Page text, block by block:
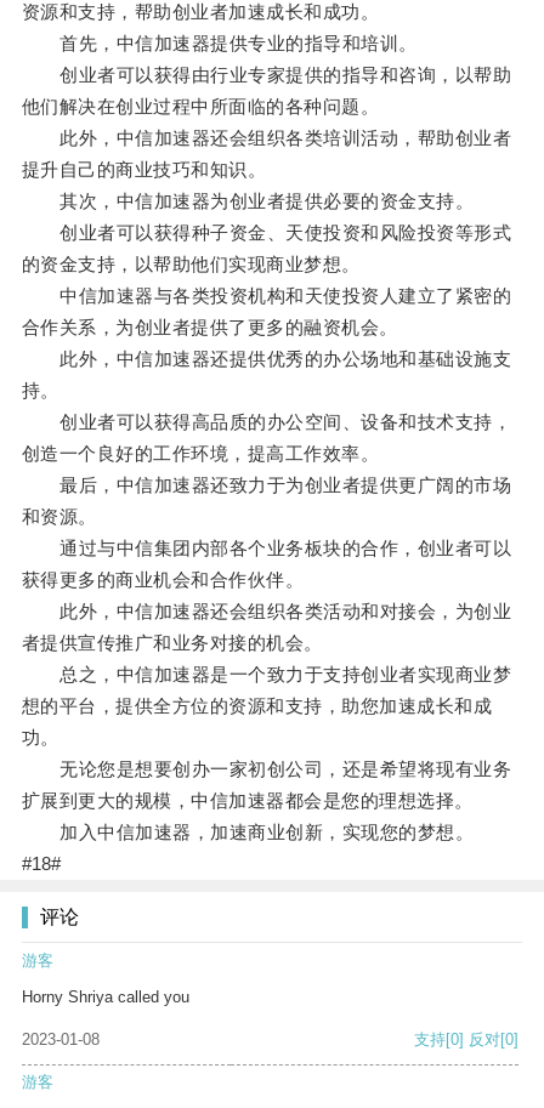
资源和支持，帮助创业者加速成长和成功。
首先，中信加速器提供专业的指导和培训。
创业者可以获得由行业专家提供的指导和咨询，以帮助
他们解决在创业过程中所面临的各种问题。
此外，中信加速器还会组织各类培训活动，帮助创业者
提升自己的商业技巧和知识。
其次，中信加速器为创业者提供必要的资金支持。
创业者可以获得种子资金、天使投资和风险投资等形式
的资金支持，以帮助他们实现商业梦想。
中信加速器与各类投资机构和天使投资人建立了紧密的
合作关系，为创业者提供了更多的融资机会。
此外，中信加速器还提供优秀的办公场地和基础设施支
持。
创业者可以获得高品质的办公空间、设备和技术支持，
创造一个良好的工作环境，提高工作效率。
最后，中信加速器还致力于为创业者提供更广阔的市场
和资源。
通过与中信集团内部各个业务板块的合作，创业者可以
获得更多的商业机会和合作伙伴。
此外，中信加速器还会组织各类活动和对接会，为创业
者提供宣传推广和业务对接的机会。
总之，中信加速器是一个致力于支持创业者实现商业梦
想的平台，提供全方位的资源和支持，助您加速成长和成
功。
无论您是想要创办一家初创公司，还是希望将现有业务
扩展到更大的规模，中信加速器都会是您的理想选择。
加入中信加速器，加速商业创新，实现您的梦想。
#18#
评论
游客
Horny Shriya called you
2023-01-08 支持[0] 反对[0]
游客